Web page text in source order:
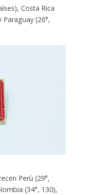
Costa Rica
Paraguay (26°,
Perú (29°,
(34°, 130),